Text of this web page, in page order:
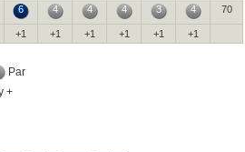
6 4 4 4 3 4 70
+1 +1 +1 +1 +1 +1
Par
+